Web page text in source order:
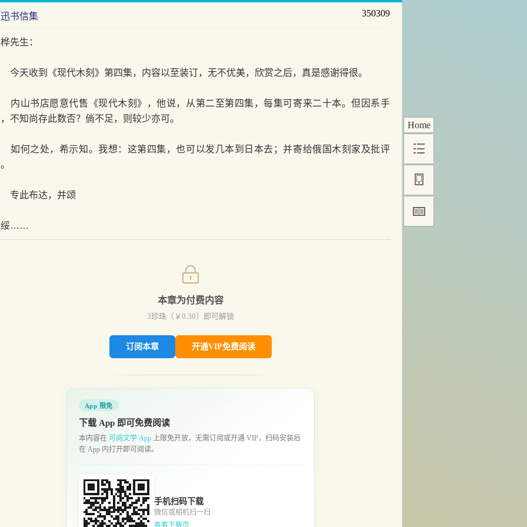
Home
书信集 350309
先生：
收到《现代木刻》第四集，内容以至装订，无不优美，欣赏之后，真是感谢得很。
书店愿意代售《现代木刻》，他说，从第二至第四集，每集可寄来二十本。但因系手
不知尚存此数否？倘不足，则较少亦可。
之处，希示知。我想：这第四集，也可以发几本到日本去；并寄给俄国木刻家及批评
此布达，并颂
绥……
本章为付费内容
3珍珠（￥ 0.30）即可解锁
订阅本章 开通VIP免费阅读
App 限免
下载 App 即可免费阅读
本内容在 可阅文学 App 上限免开放，无需订阅或开通 VIP，扫码安装后
在 App 内打开即可阅读。
手机扫码下载
微信或相机扫一扫
查看下载页